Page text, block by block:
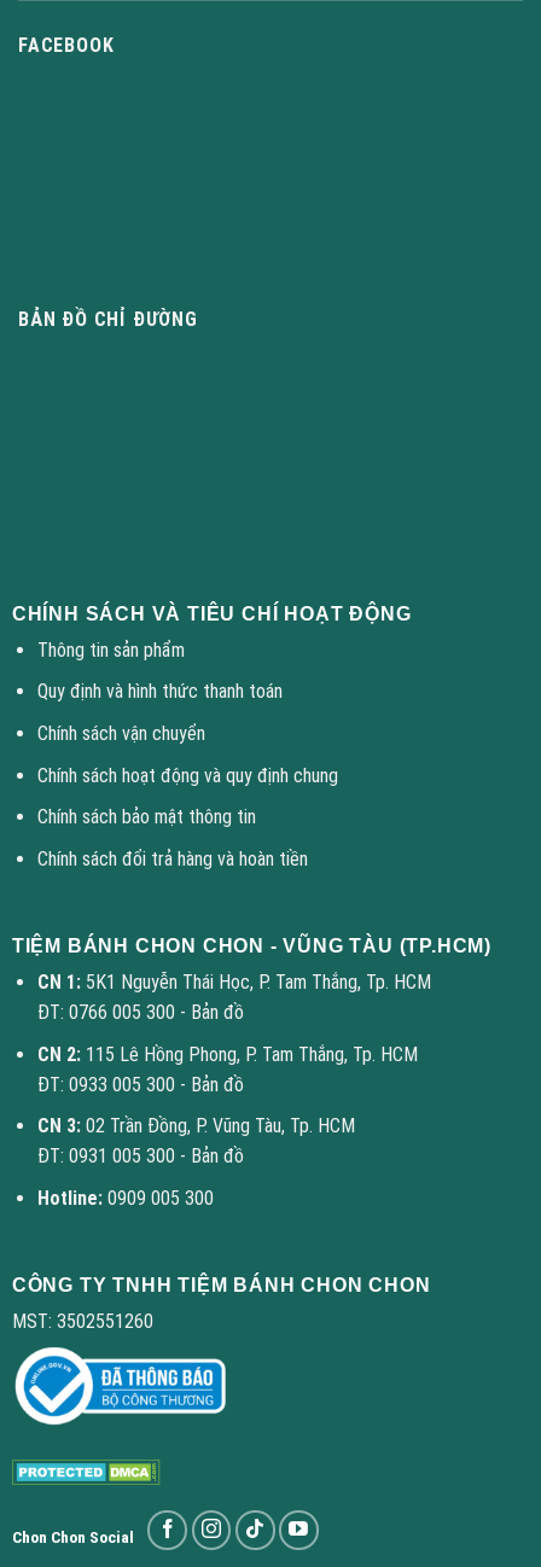
FACEBOOK
BẢN ĐỒ CHỈ ĐƯỜNG
CHÍNH SÁCH VÀ TIÊU CHÍ HOẠT ĐỘNG
Thông tin sản phẩm
Quy định và hình thức thanh toán
Chính sách vận chuyển
Chính sách hoạt động và quy định chung
Chính sách bảo mật thông tin
Chính sách đổi trả hàng và hoàn tiền
TIỆM BÁNH CHON CHON - VŨNG TÀU (TP.HCM)
CN 1:5K1 Nguyễn Thái Học, P. Tam Thắng, Tp. HCM
ĐT: 0766 005 300 - Bản đồ
CN 2:115 Lê Hồng Phong, P. Tam Thắng, Tp. HCM
ĐT: 0933 005 300 - Bản đồ
CN 3:02 Trần Đồng, P. Vũng Tàu, Tp. HCM
ĐT: 0931 005 300 - Bản đồ
Hotline: 0909 005 300
CÔNG TY TNHH TIỆM BÁNH CHON CHON
MST: 3502551260
Chon Chon Social